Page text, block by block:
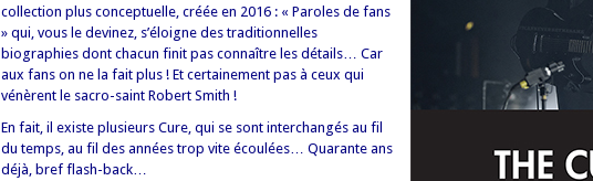
collection plus conceptuelle, créée en 2016 : « Paroles de fans
» qui, vous le devinez, s’éloigne des traditionnelles
biographies dont chacun finit pas connaître les détails… Car
aux fans on ne la fait plus ! Et certainement pas à ceux qui
vénèrent le sacro-saint Robert Smith !
En fait, il existe plusieurs Cure, qui se sont interchangés au fil
du temps, au fil des années trop vite écoulées… Quarante ans
déjà, bref flash-back…